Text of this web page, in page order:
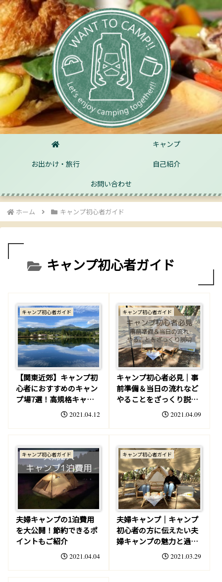
キャンプ
お出かけ・旅行
自己紹介
お問い合わせ
ホーム キャンプ初心者ガイド
キャンプ初心者ガイド
キャンプ初心者ガイド
【関東近郊】キャンプ初
心者におすすめのキャン
プ場7選！高規格キャン
2021.04.12
キャンプ初心者ガイド
キャンプ初心者必見│事
前準備＆当日の流れなど
やることをざっくり説明
2021.04.09
キャンプ初心者ガイド
夫婦キャンプの1泊費用
を大公開！節約できるポ
イントもご紹介
2021.04.04
キャンプ初心者ガイド
夫婦キャンプ│キャンプ
初心者の方に伝えたい夫
婦キャンプの魅力と過ご
2021.03.29